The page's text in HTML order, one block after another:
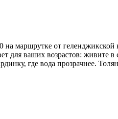
маршрутке от геленджикской
для ваших возрастов: живите
где вода прозрачнее.